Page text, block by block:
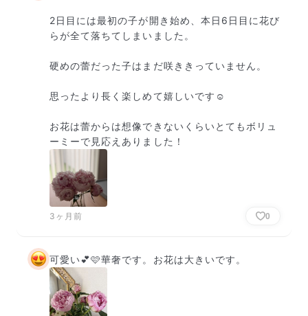
2日目には最初の子が開き始め、本日6日目に花び
らが全て落ちてしまいました。
硬めの蕾だった子はまだ咲ききっていません。
思ったより長く楽しめて嬉しいです☺️
お花は蕾からは想像できないくらいとてもボリュ
ーミーで見応えありました！
3ヶ月前 0
可愛い💕🩷華奢です。お花は大きいです。